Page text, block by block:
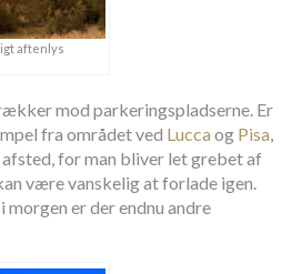
aftenlys
mod parkeringspladserne. Er
fra området ved Lucca og Pisa
for man bliver let grebet af
være vanskelig at forlade igen.
er der endnu andre